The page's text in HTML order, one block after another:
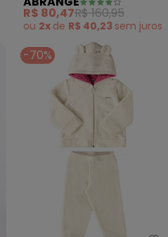
(Natural)
R$ 80,47R$ 160,95
ou 2x de R$ 40,23 sem juros
-70%